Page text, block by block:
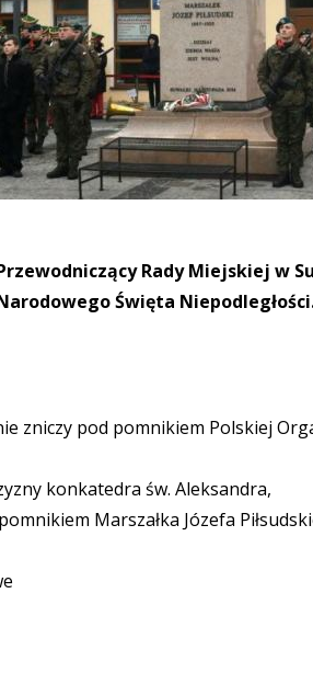
Rady Miejskiej w
Święta
zniczy pod pomnikiem Polskiej
konkatedra św. Aleksandra,
Marszałka Józefa